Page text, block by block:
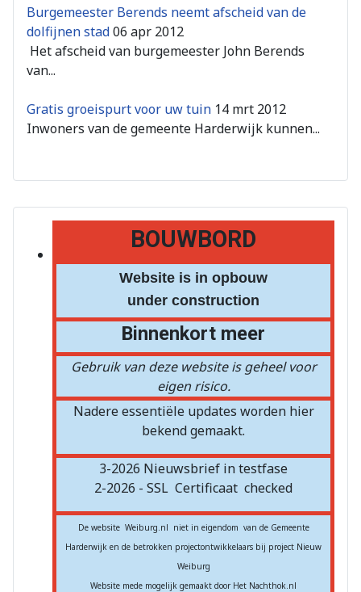
BOUWBORD
Website is in opbouw
under construction
Binnenkort meer
Gebruik van deze website is geheel voor
eigen risico.
Nadere essentiële updates worden hier
bekend gemaakt.
3-2026 Nieuwsbrief in testfase
2-2026 - SSL Certificaat checked
De website Weiburg.nl niet in eigendom van de Gemeente
Harderwijk en de betrokken projectontwikkelaars bij project Nieuw
Weiburg
Website mede mogelijk gemaakt door Het Nachthok.nl
Burgemeester Berends neemt afscheid van de
dolfijnen stad06 apr 2012
Het afscheid van burgemeester John Berends
van...
Gratis groeispurt voor uw tuin 14 mrt 2012
Inwoners van de gemeente Harderwijk kunnen...